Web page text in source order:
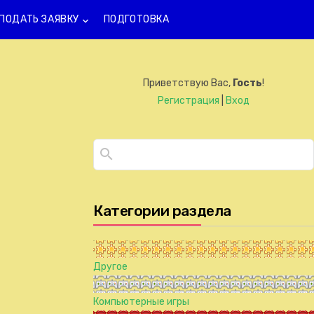
ПОДАТЬ ЗАЯВКУ keyboard_arrow_down ПОДГОТОВКА
Приветствую Вас, Гость!
Регистрация
Вход
Категории раздела
Другое
Компьютерные игры